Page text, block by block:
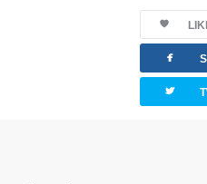
facebook
twitterbird